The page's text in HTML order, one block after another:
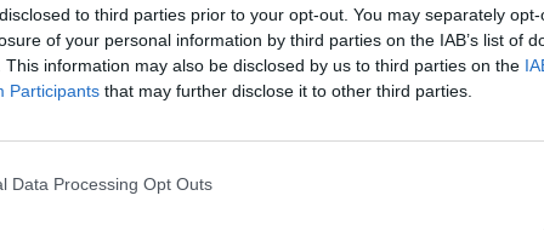
to third parties prior to your opt-out. You may separately
of your personal information by third parties on the IAB’s list of
This information may also be disclosed by us to third parties on the
Participants that may further disclose it to other third parties.
Data Processing Opt Outs
marcar presença com umconcept “cheio de
à filosofia dos protótipos
: soluções
para democratizar a mobilidade elétrica.